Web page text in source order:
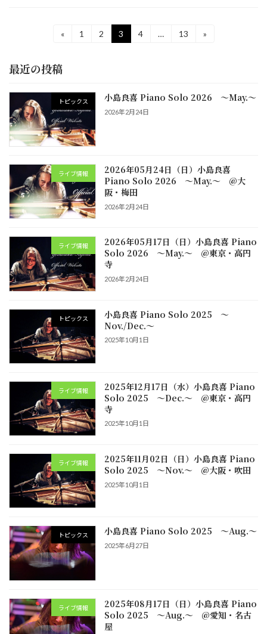
の
ペ
ー
ジ
り
«
固
1
固
2
固
定
3
固
4 …
固
13 »
最近の投稿
トピックス 小島良喜 Piano Solo 2026 ～May.～
2026年2月24日
ライブ情報
2026年05月24日（日）小島良喜
Piano Solo 2026 ～May.～ @大
阪・梅田
2026年2月24日
ライブ情報
2026年05月17日（日）小島良喜 Piano
Solo 2026 ～May.～ @東京・高円
寺
2026年2月24日
トピックス
小島良喜 Piano Solo 2025 ～
Nov./Dec.～
2025年10月1日
ライブ情報
2025年12月17日（水）小島良喜 Piano
Solo 2025 ～Dec.～ @東京・高円
寺
2025年10月1日
ライブ情報
2025年11月02日（日）小島良喜 Piano
Solo 2025 ～Nov.～ @大阪・吹田
2025年10月1日
トピックス 小島良喜 Piano Solo 2025 ～Aug.～
2025年6月27日
ライブ情報
2025年08月17日（日）小島良喜 Piano
Solo 2025 ～Aug.～ @愛知・名古
屋